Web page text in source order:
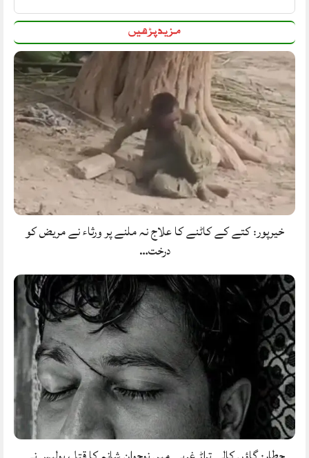
مزید پڑھیں
خیرپور: کتے کے کاٹنے کا علاج نہ ملنے پر ورثاء نے مریض کو
درخت…